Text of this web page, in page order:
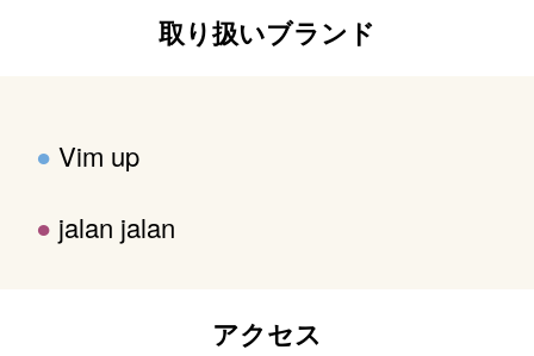
取り扱いブランド
● Vim up
● jalan jalan
アクセス